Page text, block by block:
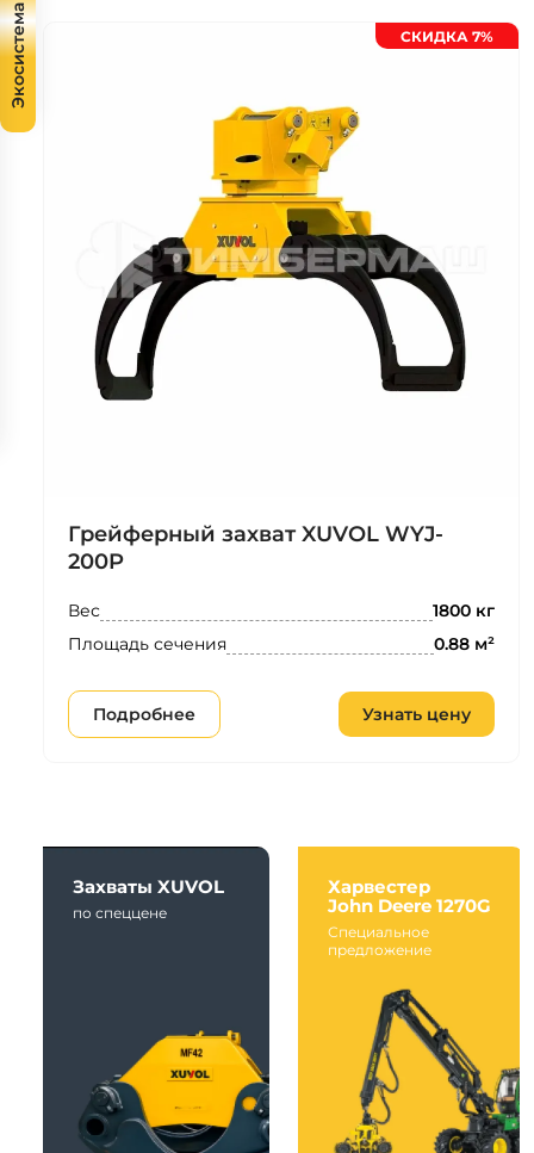
СКИДКА 7%
Грейферный захват XUVOL WYJ-
200P
Вес 1800 кг
Площадь сечения 0.88 м²
Подробнее Узнать цену
Захваты XUVOL
по спеццене
Харвестер
John Deere 1270G
Специальное
предложение
Экосистема